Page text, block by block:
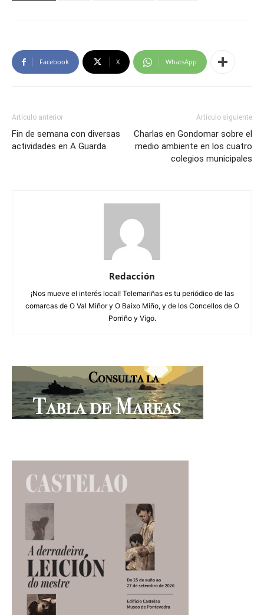
Facebook X WhatsApp
Artículo anterior
Fin de semana con diversas
actividades en A Guarda
Artículo siguiente
Charlas en Gondomar sobre el
medio ambiente en los cuatro
colegios municipales
Redacción
¡Nos mueve el interés local! Telemariñas es tu periódico de las
comarcas de O Val Miñor y O Baixo Miño, y de los Concellos de O
Porriño y Vigo.